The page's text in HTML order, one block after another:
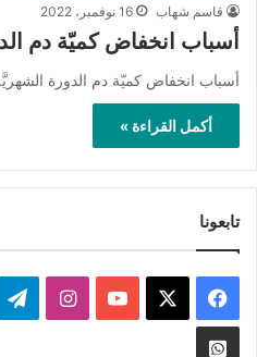
قاسم شهاب 16 نوفمبر، 2022
أسباب انخفاض كميّة دم
أسباب انخفاض كميّة دم الدورة
أكمل القراءة »
تابعونا
فيسبوك ‫YouTubeانستقرام
Whatsapp